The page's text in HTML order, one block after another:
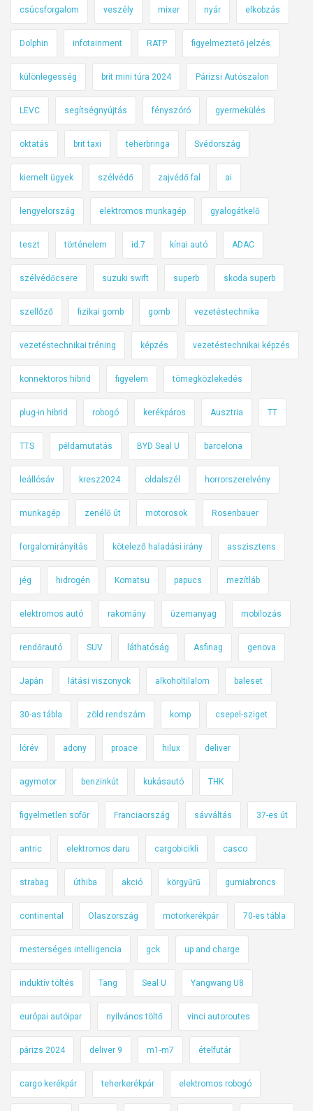
csúcsforgalom veszély mixer nyár elkobzás
Dolphin infotainment RATP figyelmeztető jelzés
különlegesség brit mini túra 2024 Párizsi Autószalon
LEVC segítségnyújtás fényszóró gyermekülés
oktatás brit taxi teherbringa Svédország
kiemelt ügyek szélvédő zajvédő fal ai
lengyelország elektromos munkagép gyalogátkelő
teszt történelem id.7 kínai autó ADAC
szélvédőcsere suzuki swift superb skoda superb
szellőző fizikai gomb gomb vezetéstechnika
vezetéstechnikai tréning képzés vezetéstechnikai képzés
konnektoros hibrid figyelem tömegközlekedés
plug-in hibrid robogó kerékpáros Ausztria TT
TTS példamutatás BYD Seal U barcelona
leállósáv kresz2024 oldalszél horrorszerelvény
munkagép zenélő út motorosok Rosenbauer
forgalomirányítás kötelező haladási irány asszisztens
jég hidrogén Komatsu papucs mezítláb
elektromos autó rakomány üzemanyag mobilozás
rendőrautó SUV láthatóság Asfinag genova
Japán látási viszonyok alkoholtilalom baleset
30-as tábla zöld rendszám komp csepel-sziget
lórév adony proace hilux deliver
agymotor benzinkút kukásautó THK
figyelmetlen sofőr Franciaország sávváltás 37-es út
antric elektromos daru cargobicikli casco
strabag úthiba akció körgyűrű gumiabroncs
continental Olaszország motorkerékpár 70-es tábla
mesterséges intelligencia gck up and charge
induktív töltés Tang Seal U Yangwang U8
európai autóipar nyilvános töltő vinci autoroutes
párizs 2024 deliver 9 m1-m7 ételfutár
cargo kerékpár teherkerékpár elektromos robogó